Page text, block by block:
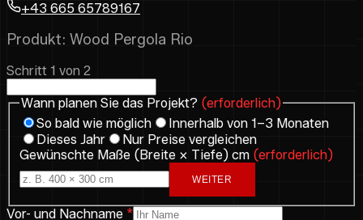
+43 665 65789167
Produkt: Wood Pergola Rio
Schritt 1 von 2
Wann planen Sie das Projekt? (erforderlich)
So bald wie möglich
Innerhalb von 1–3 Monaten
Dieses Jahr
Nur Preise vergleichen
Gewünschte Maße (Breite × Tiefe) cm (erforderlich)
WEITER
Vor- und Nachname *